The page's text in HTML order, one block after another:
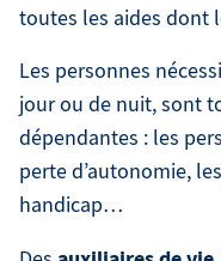
toutes les aides dont
Les personnes
jour ou de nuit, sont
dépendantes : les
perte d’autonomie,
handicap…